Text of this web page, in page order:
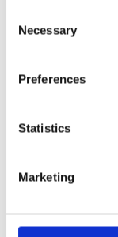
Selection
Necessary
Preferences
Statistics
Marketing
BESKRIVNING
Häftigt tre i
spelplan och
även en
har allt då det